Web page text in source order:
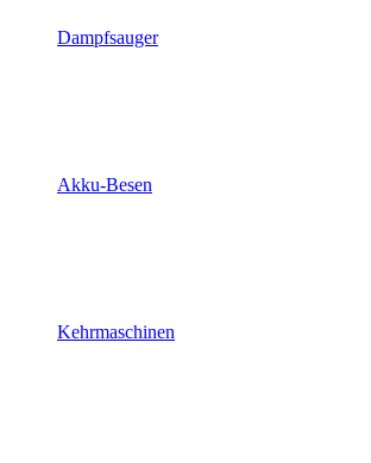
Dampfsauger
Akku-Besen
Kehrmaschinen